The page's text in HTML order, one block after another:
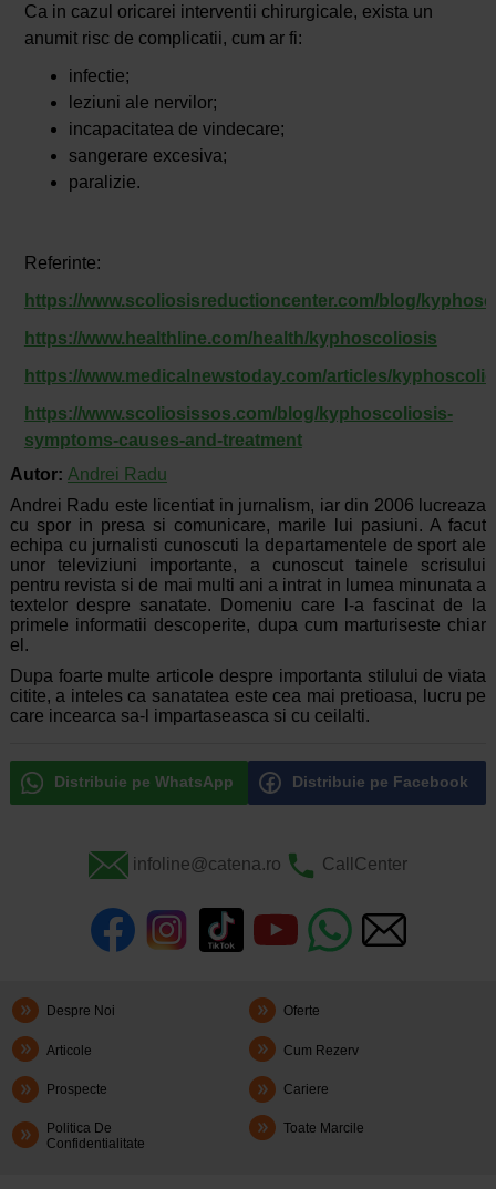
Ca in cazul oricarei interventii chirurgicale, exista un
anumit risc de complicatii, cum ar fi:
infectie;
leziuni ale nervilor;
incapacitatea de vindecare;
sangerare excesiva;
paralizie.
Referinte:
https://www.scoliosisreductioncenter.com/blog/
https://www.healthline.com/health/kyphoscoliosis
https://www.medicalnewstoday.com/articles/
https://www.scoliosissos.com/blog/kyphoscoliosis-
symptoms-causes-and-treatment
Autor: Andrei Radu
Andrei Radu este licentiat in jurnalism, iar din 2006 lucreaza
cu spor in presa si comunicare, marile lui pasiuni. A facut
echipa cu jurnalisti cunoscuti la departamentele de sport ale
unor televiziuni importante, a cunoscut tainele scrisului
pentru revista si de mai multi ani a intrat in lumea minunata a
textelor despre sanatate. Domeniu care l-a fascinat de la
primele informatii descoperite, dupa cum marturiseste chiar
el.
Dupa foarte multe articole despre importanta stilului de viata
citite, a inteles ca sanatatea este cea mai pretioasa, lucru pe
care incearca sa-l impartaseasca si cu ceilalti.
Distribuie pe WhatsApp Distribuie pe Facebook
infoline@catena.ro CallCenter
Despre Noi Oferte
Articole Cum Rezerv
Prospecte Cariere
Politica De
Confidentialitate
Toate Marcile